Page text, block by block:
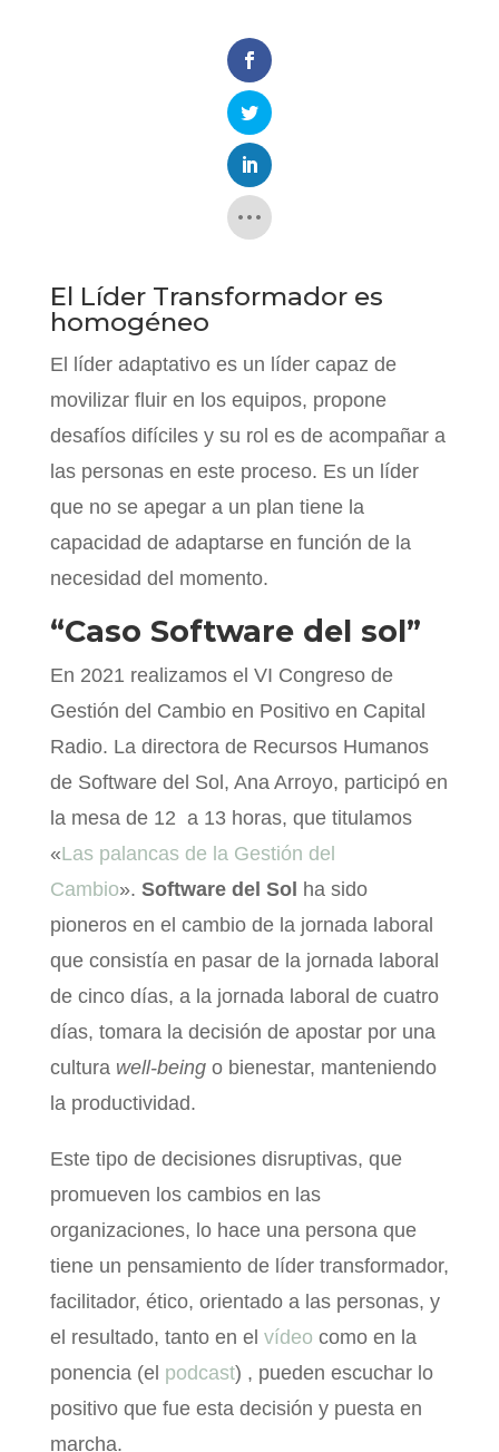
El Líder Transformador es
homogéneo
El líder adaptativo es un líder capaz de
movilizar fluir en los equipos, propone
desafíos difíciles y su rol es de acompañar a
las personas en este proceso. Es un líder
que no se apegar a un plan tiene la
capacidad de adaptarse en función de la
necesidad del momento.
“Caso Software del sol”
En 2021 realizamos el VI Congreso de
Gestión del Cambio en Positivo en Capital
Radio. La directora de Recursos Humanos
de Software del Sol, Ana Arroyo, participó en
la mesa de 12 a 13 horas, que titulamos
«Las palancas de la Gestión del
Cambio». Software del Sol ha sido
pioneros en el cambio de la jornada laboral
que consistía en pasar de la jornada laboral
de cinco días, a la jornada laboral de cuatro
días, tomara la decisión de apostar por una
cultura well-beingo bienestar, manteniendo
la productividad.
Este tipo de decisiones disruptivas, que
promueven los cambios en las
organizaciones, lo hace una persona que
tiene un pensamiento de líder transformador,
facilitador, ético, orientado a las personas, y
el resultado, tanto en el vídeo como en la
ponencia (el podcast) , pueden escuchar lo
positivo que fue esta decisión y puesta en
marcha.